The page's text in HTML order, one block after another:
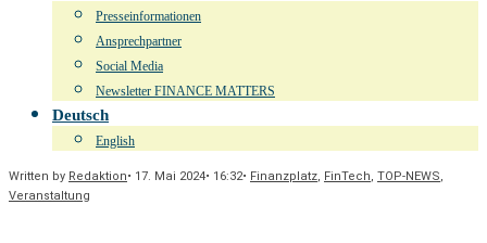
Presseinformationen
Ansprechpartner
Social Media
Newsletter FINANCE MATTERS
Deutsch
English
Written by Redaktion• 17. Mai 2024• 16:32• Finanzplatz, FinTech, TOP-NEWS,
Veranstaltung